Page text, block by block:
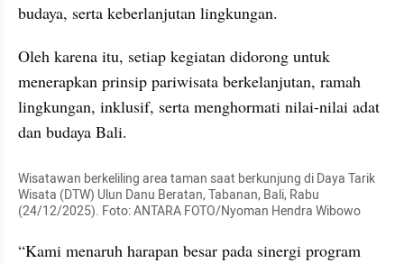
budaya, serta keberlanjutan lingkungan.
Oleh karena itu, setiap kegiatan didorong untuk
menerapkan prinsip pariwisata berkelanjutan, ramah
lingkungan, inklusif, serta menghormati nilai-nilai adat
dan budaya Bali.
Wisatawan berkeliling area taman saat berkunjung di Daya Tarik
Wisata (DTW) Ulun Danu Beratan, Tabanan, Bali, Rabu
(24/12/2025). Foto: ANTARA FOTO/Nyoman Hendra Wibowo
“Kami menaruh harapan besar pada sinergi program